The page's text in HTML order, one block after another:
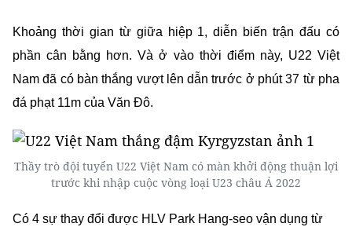
Khoảng thời gian từ giữa hiệp 1, diễn biến trận đấu có
phần cân bằng hơn. Và ở vào thời điểm này, U22 Việt
Nam đã có bàn thắng vượt lên dẫn trước ở phút 37 từ pha
đá phạt 11m của Văn Đô.
Thầy trò đội tuyển U22 Việt Nam có màn khởi động thuận lợi
trước khi nhập cuộc vòng loại U23 châu Á 2022
Có 4 sự thay đổi được HLV Park Hang-seo vận dụng từ